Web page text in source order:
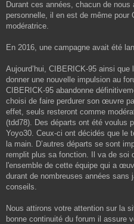
Durant ces années, chacun de
personnelle, il en est de même pour
modératrice.
En 2016, une campagne avait été
Aujourd’hui, CIBERICK-95 ainsi que
donner une nouvelle impulsion au
CIBERICK-95 abandonne
choisi de faire perdurer son œuvre
effet, seuls resteront comme
(tdd78). Des départs ont été voulus
Yoyo30. Ceux-ci ont décidés que le
la main. D’autres départs se sont
remplit plus sa fonction. Il va de soi
l'ensemble de cette équipe qui a
durant de nombreuses années
conseils.
Nous attirons votre attention sur la
bonne continuité du forum il assure